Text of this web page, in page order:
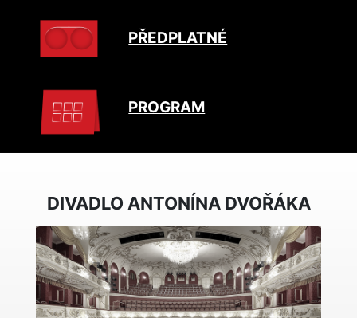
PŘEDPLATNÉ
PROGRAM
DIVADLO ANTONÍNA DVOŘÁKA